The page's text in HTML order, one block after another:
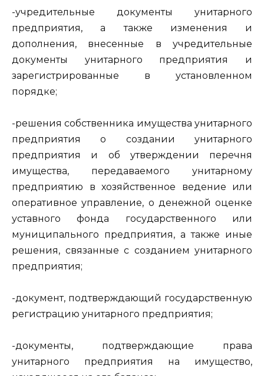
-учредительные документы унитарного
предприятия, а также изменения и
дополнения, внесенные в учредительные
документы унитарного предприятия и
зарегистрированные в установленном
порядке;
-решения собственника имущества унитарного
предприятия о создании унитарного
предприятия и об утверждении перечня
имущества, передаваемого унитарному
предприятию в хозяйственное ведение или
оперативное управление, о денежной оценке
уставного фонда государственного или
муниципального предприятия, а также иные
решения, связанные с созданием унитарного
предприятия;
-документ, подтверждающий государственную
регистрацию унитарного предприятия;
-документы, подтверждающие права
унитарного предприятия на имущество,